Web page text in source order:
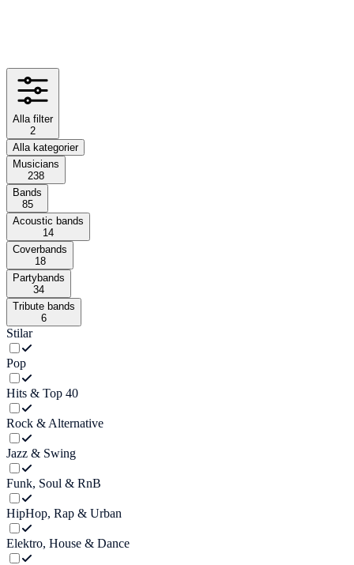
Alla filter
2
Alla kategorier
Musicians
238
Bands
85
Acoustic bands
14
Coverbands
18
Partybands
34
Tribute bands
6
Stilar
Pop
Hits & Top 40
Rock & Alternative
Jazz & Swing
Funk, Soul & RnB
HipHop, Rap & Urban
Elektro, House & Dance